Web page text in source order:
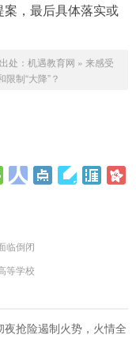
，最后具体落实或
处： 机遇教育网 » 来感受
制“大降”？
临倒闭
等学校
抢险遏制火势，火情全